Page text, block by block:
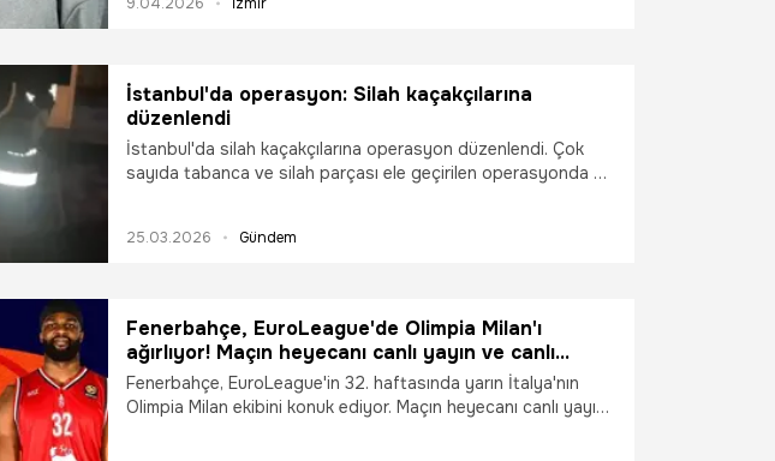
İstanbul'da operasyon: Silah kaçakçılarına
düzenlendi
İstanbul'da silah kaçakçılarına operasyon düzenlendi. Çok
sayıda tabanca ve silah parçası ele geçirilen operasyonda 2
25.03.2026 Gündem
Fenerbahçe, EuroLeague'de Olimpia Milan'ı
ağırlıyor! Maçın heyecanı canlı yayın ve canlı
sohbet ile Misli'de
Fenerbahçe, EuroLeague'in 32. haftasında yarın İtalya'nın
Olimpia Milan ekibini konuk ediyor. Maçın heyecanı canlı yayın